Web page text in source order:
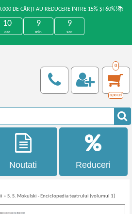
DE CĂRȚI AU REDUCERE ÎNTRE 15% ȘI 60%!📚
10
ore
9
min
9
sec
0
0,00 Lei
Noutati Reduceri
»S. S. Mokulski - Enciclopedia teatrului (volumul 1)